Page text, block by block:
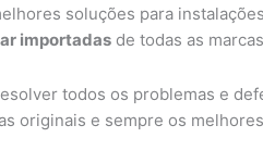
soluções para
importadas de todas as
todos os problemas e
originais e sempre os